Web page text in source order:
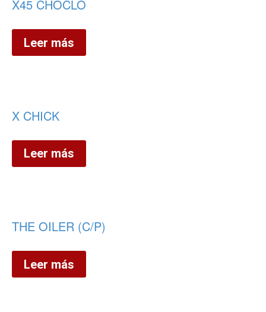
X45 CHOCLO
Leer más
X CHICK
Leer más
THE OILER (C/P)
Leer más